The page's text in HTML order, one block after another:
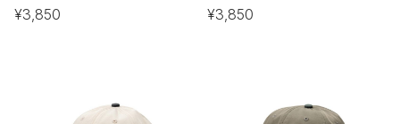
¥3,850 ¥3,850